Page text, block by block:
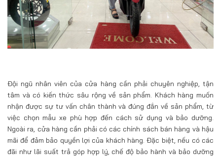
Đội ngũ nhân viên của cửa hàng cần phải chuyên nghiệp, tận
tâm và có kiến thức sâu rộng về sản phẩm. Khách hàng muốn
nhận được sự tư vấn chân thành và đúng đắn về sản phẩm, từ
việc chọn mẫu xe phù hợp đến cách sử dụng và bảo dưỡng.
Ngoài ra, cửa hàng cần phải có các chính sách bán hàng và hậu
mãi để đảm bảo quyền lợi của khách hàng. Đặc biệt, nếu có các
đãi như lãi suất trả góp hợp lý, chế độ bảo hành và bảo dưỡng